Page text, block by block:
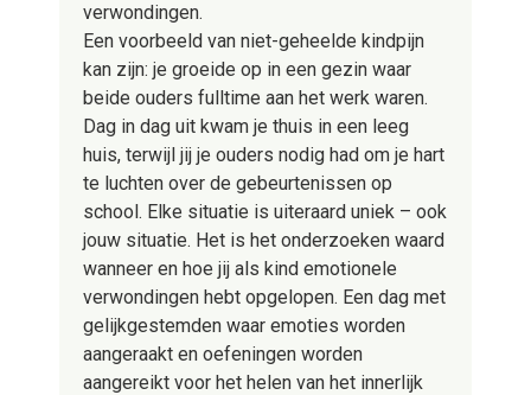
verwondingen.
Een voorbeeld van niet-geheelde kindpijn
kan zijn: je groeide op in een gezin waar
beide ouders fulltime aan het werk waren.
Dag in dag uit kwam je thuis in een leeg
huis, terwijl jij je ouders nodig had om je hart
te luchten over de gebeurtenissen op
school. Elke situatie is uiteraard uniek – ook
jouw situatie. Het is het onderzoeken waard
wanneer en hoe jij als kind emotionele
verwondingen hebt opgelopen. Een dag met
gelijkgestemden waar emoties worden
aangeraakt en oefeningen worden
aangereikt voor het helen van het innerlijk